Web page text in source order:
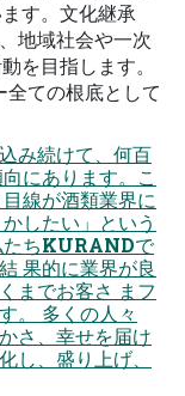
す。文化継承
地域社会や一次
を目指します。
ての根底として
み続けて、何百
にあります。こ
線が酒類業界に
したい」という
たちKURANDで
果的に業界が良
までお客さ まフ
。 多くの人々
さ、幸せを届け
し、盛り上げ、